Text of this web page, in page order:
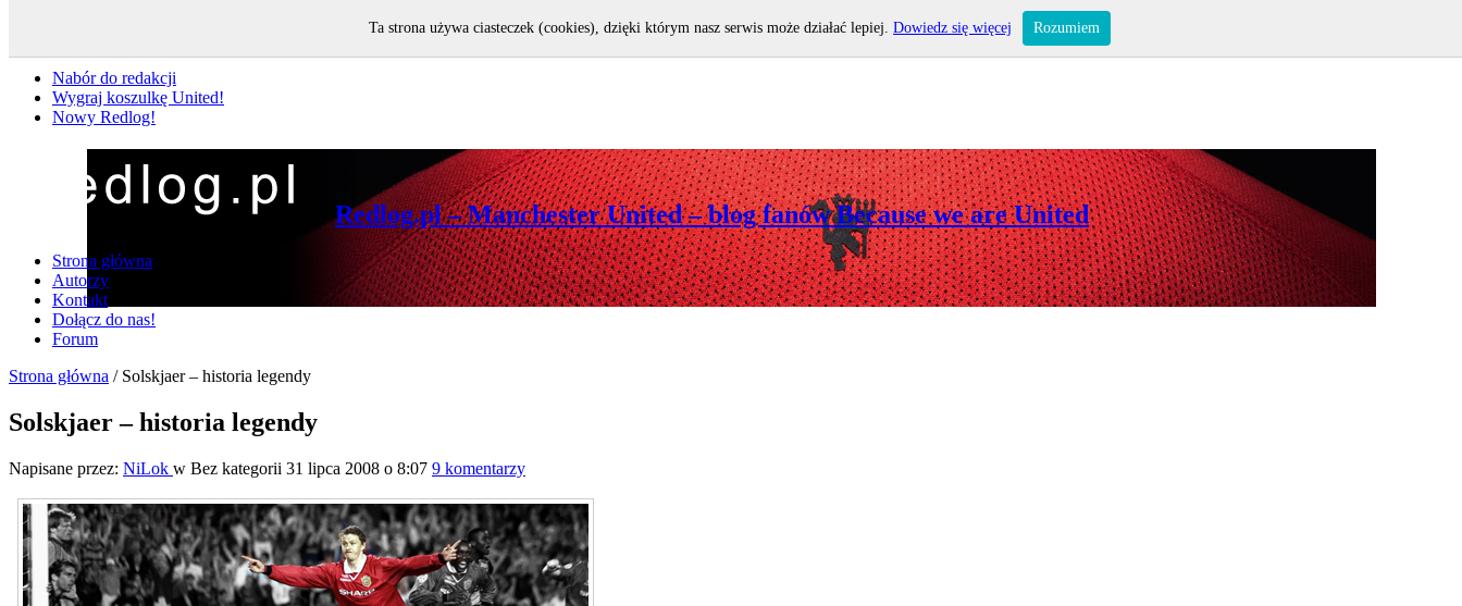
Nabór do redakcji
Wygraj koszulkę United!
Nowy Redlog!
Redlog.pl – Manchester United – blog fanów Because we are United
Strona główna
Autorzy
Kontakt
Dołącz do nas!
Forum
Strona główna / Solskjaer – historia legendy
Solskjaer – historia legendy
Napisane przez: NiLok w Bez kategorii 31 lipca 2008 o 8:07 9 komentarzy
Ta strona używa ciasteczek (cookies), dzięki którym nasz serwis może działać lepiej. Dowiedz się więcej Rozumiem